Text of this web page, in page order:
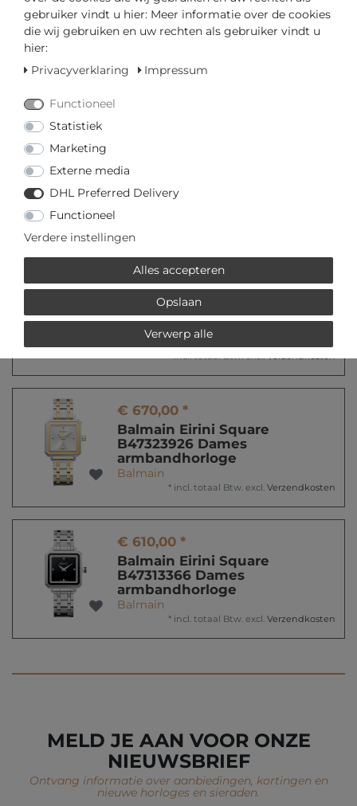
* incl. totaal Btw. excl.
MEHR VON BALMAIN
Balmain Erini Square
armbandhorloge
€ 670,00 *
Balmain Erini Square
B47383326 Dames
armbandhorloge
Balmain
€ 670,00 *
Balmain Eirini Square
B47323926 Dames
armbandhorloge
Balmain
* incl. totaal Btw. excl. Verzendkosten
€ 610,00 *
Balmain Eirini Square
B47313366 Dames
armbandhorloge
Balmain
* incl. totaal Btw. excl. Verzendkosten
MELD JE AAN VOOR ONZE
NIEUWSBRIEF
Ontvang informatie over aanbiedingen, kortingen en
nieuwe horloges en sieraden.
gebruiker vindt u hier: Meer informatie over de cookies
die wij gebruiken en uw rechten als gebruiker vindt u
hier:
Privacyverklaring
Impressum
Functioneel
Statistiek
Marketing
Externe media
DHL Preferred Delivery
Functioneel
Verdere instellingen
Alles accepteren
Opslaan
Verwerp alle